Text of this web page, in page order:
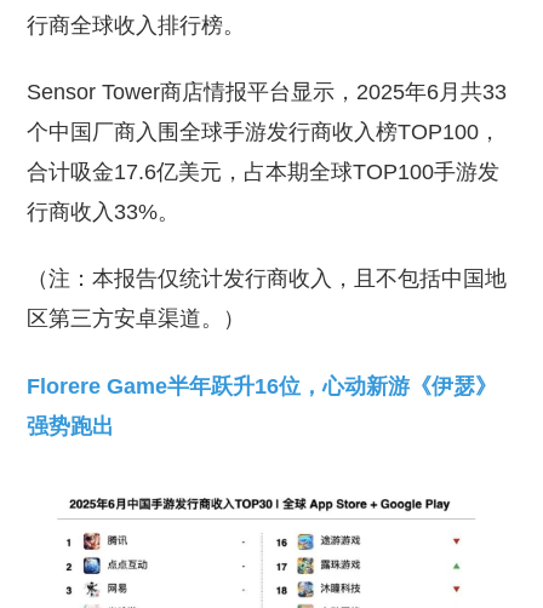
行商全球收入排行榜。
Sensor Tower商店情报平台显示，2025年6月共33
个中国厂商入围全球手游发行商收入榜TOP100，
合计吸金17.6亿美元，占本期全球TOP100手游发
行商收入33%。
（注：本报告仅统计发行商收入，且不包括中国地
区第三方安卓渠道。）
Florere Game半年跃升16位，心动新游《伊瑟》
强势跑出